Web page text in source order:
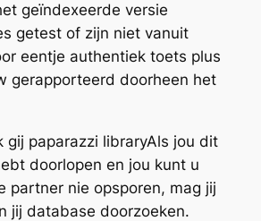
geïndexeerde versie
getest of zijn niet vanuit
eentje authentiek toets plus
gerapporteerd doorheen het
gij paparazzi libraryAls jou dit
doorlopen en jou kunt u
partner nie opsporen, mag jij
jij database doorzoeken.